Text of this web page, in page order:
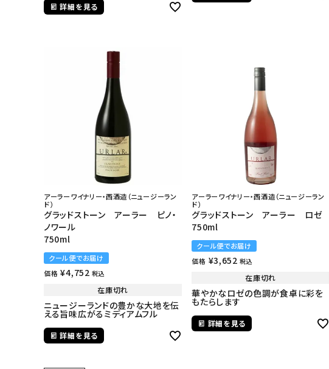
詳細を見る
アーラーワイナリー・西酒造（ニュージーラン
ド）
グラッドストーン アーラー ピノ・
ノワール
750ml
クール便でお届け
価格 ¥4,752 税込
在庫切れ
ニュージーランドの豊かな大地を伝
える旨味広がるミディアムフル
詳細を見る
アーラーワイナリー・西酒造（ニュージーラン
ド）
グラッドストーン アーラー ロゼ
750ml
クール便でお届け
価格 ¥3,652 税込
在庫切れ
華やかなロゼの色調が食卓に彩を
もたらします
詳細を見る